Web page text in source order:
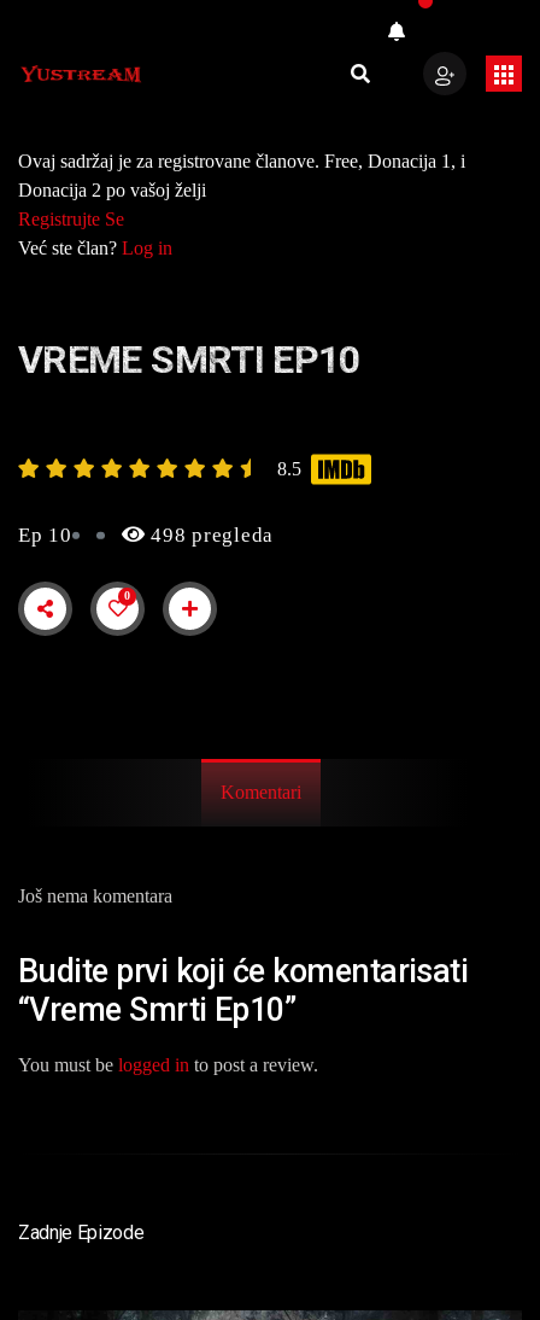
Ovaj sadržaj je za registrovane članove. Free, Donacija 1, i
Donacija 2 po vašoj želji
Registrujte Se
Već ste član? Log in
VREME SMRTI EP10
8.5
Ep 10 498 pregleda
0
Komentari
Još nema komentara
Budite prvi koji će komentarisati
“Vreme Smrti Ep10”
You must be logged in to post a review.
Zadnje Epizode